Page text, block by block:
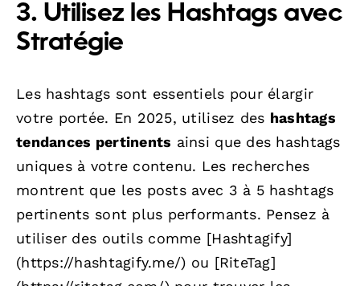
3. Utilisez les Hashtags avec
Stratégie
Les hashtags sont essentiels pour élargir
votre portée. En 2025, utilisez des hashtags
tendances pertinents ainsi que des hashtags
uniques à votre contenu. Les recherches
montrent que les posts avec 3 à 5 hashtags
pertinents sont plus performants. Pensez à
utiliser des outils comme [Hashtagify]
(https://hashtagify.me/) ou [RiteTag]